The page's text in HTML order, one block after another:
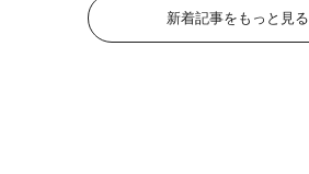
新着記事をもっと見る